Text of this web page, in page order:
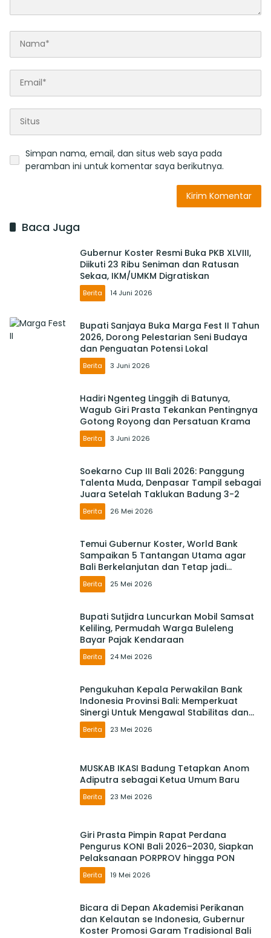
Simpan nama, email, dan situs web saya pada
peramban ini untuk komentar saya berikutnya.
Baca Juga
Gubernur Koster Resmi Buka PKB XLVIII,
Diikuti 23 Ribu Seniman dan Ratusan
Sekaa, IKM/UMKM Digratiskan
Berita 14 Juni 2026
Bupati Sanjaya Buka Marga Fest II Tahun
2026, Dorong Pelestarian Seni Budaya
dan Penguatan Potensi Lokal
Berita 3 Juni 2026
Hadiri Ngenteg Linggih di Batunya,
Wagub Giri Prasta Tekankan Pentingnya
Gotong Royong dan Persatuan Krama
Berita 3 Juni 2026
Soekarno Cup III Bali 2026: Panggung
Talenta Muda, Denpasar Tampil sebagai
Juara Setelah Taklukan Badung 3-2
Berita 26 Mei 2026
Temui Gubernur Koster, World Bank
Sampaikan 5 Tantangan Utama agar
Bali Berkelanjutan dan Tetap jadi
Primadona
Berita 25 Mei 2026
Bupati Sutjidra Luncurkan Mobil Samsat
Keliling, Permudah Warga Buleleng
Bayar Pajak Kendaraan
Berita 24 Mei 2026
Pengukuhan Kepala Perwakilan Bank
Indonesia Provinsi Bali: Memperkuat
Sinergi Untuk Mengawal Stabilitas dan
Mendorong Pertumbuhan Ekonomi Bali
Berita 23 Mei 2026
MUSKAB IKASI Badung Tetapkan Anom
Adiputra sebagai Ketua Umum Baru
Berita 23 Mei 2026
Giri Prasta Pimpin Rapat Perdana
Pengurus KONI Bali 2026–2030, Siapkan
Pelaksanaan PORPROV hingga PON
Berita 19 Mei 2026
Bicara di Depan Akademisi Perikanan
dan Kelautan se Indonesia, Gubernur
Koster Promosi Garam Tradisional Bali